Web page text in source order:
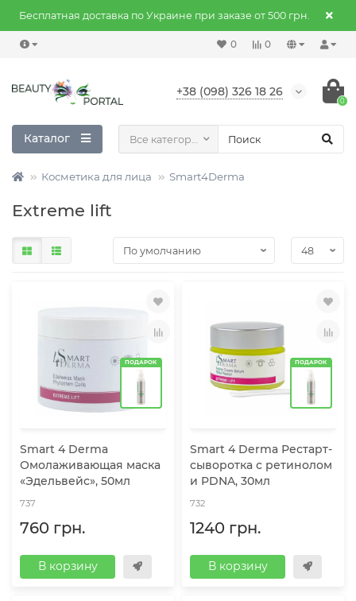
Бесплатная доставка по Украине при заказе от 500 грн.
0
0
+38 (098) 326 18 26
0
Каталог Все категории
Косметика для лица Smart4Derma
Extreme lift
ПОДАРОК
Smart 4 Dermа
Омолаживающая маска
«Эдельвейс», 50мл
737
760 грн.
В корзину
ПОДАРОК
Smart 4 Dermа Рестарт-
сыворотка с ретинолом
и PDNA, 30мл
732
1240 грн.
В корзину